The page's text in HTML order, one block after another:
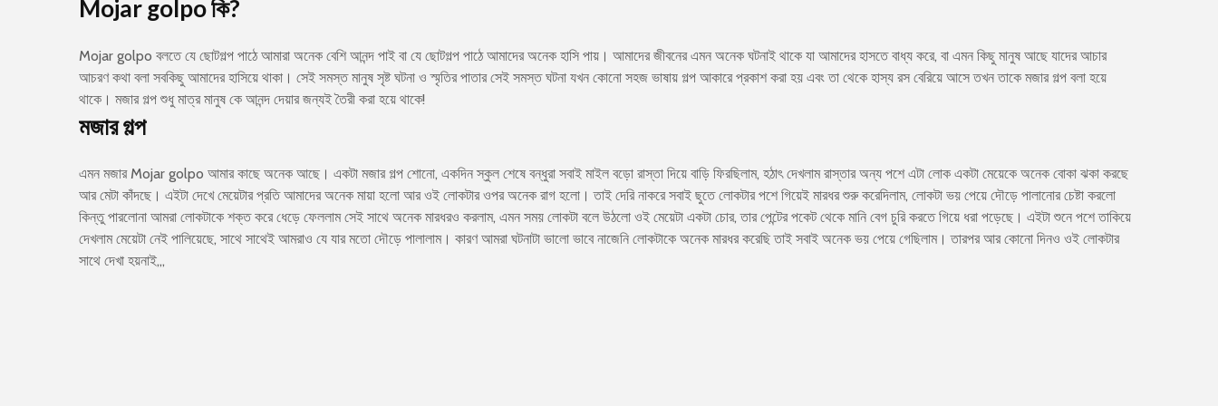
Mojar golpo কি?
Mojar golpo বলতে যে ছোটগল্প পাঠে আমারা অনেক বেশি আনন্দ পাই বা যে ছোটগল্প পাঠে আমাদের অনেক হাসি পায়। আমাদের জীবনের এমন অনেক ঘটনাই থাকে যা আমাদের হাসতে বাধ্য করে, বা এমন কিছু মানুষ আছে যাদের আচার
আচরণ কথা বলা সবকিছু আমাদের হাসিয়ে থাকা। সেই সমস্ত মানুষ সৃষ্ট ঘটনা ও স্মৃতির পাতার সেই সমস্ত ঘটনা যখন কোনো সহজ ভাষায় গল্প আকারে প্রকাশ করা হয় এবং তা থেকে হাস্য রস বেরিয়ে আসে তখন তাকে মজার গল্প বলা হয়ে
থাকে। মজার গল্প শুধু মাত্র মানুষ কে আনন্দ দেয়ার জন্যই তৈরী করা হয়ে থাকে!
মজার গল্প
এমন মজার Mojar golpo আমার কাছে অনেক আছে। একটা মজার গল্প শোনো, একদিন স্কুল শেষে বন্ধুরা সবাই মাইল বড়ো রাস্তা দিয়ে বাড়ি ফিরছিলাম, হঠাৎ দেখলাম রাস্তার অন্য পশে এটা লোক একটা মেয়েকে অনেক বোকা ঝকা করছে
আর মেটা কাঁদছে। এইটা দেখে মেয়েটার প্রতি আমাদের অনেক মায়া হলো আর ওই লোকটার ওপর অনেক রাগ হলো। তাই দেরি নাকরে সবাই ছুতে লোকটার পশে গিয়েই মারধর শুরু করেদিলাম, লোকটা ভয় পেয়ে দৌড়ে পালানোর চেষ্টা করলো
কিন্তু পারলোনা আমরা লোকটাকে শক্ত করে ধেড়ে ফেললাম সেই সাথে অনেক মারধরও করলাম, এমন সময় লোকটা বলে উঠলো ওই মেয়েটা একটা চোর, তার পেন্টের পকেট থেকে মানি বেগ চুরি করতে গিয়ে ধরা পড়েছে। এইটা শুনে পশে তাকিয়ে
দেখলাম মেয়েটা নেই পালিয়েছে, সাথে সাথেই আমরাও যে যার মতো দৌড়ে পালালাম। কারণ আমরা ঘটনাটা ভালো ভাবে নাজেনি লোকটাকে অনেক মারধর করেছি তাই সবাই অনেক ভয় পেয়ে গেছিলাম। তারপর আর কোনো দিনও ওই লোকটার
সাথে দেখা হয়নাই,,,